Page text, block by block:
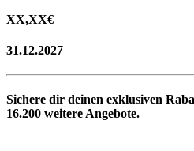
XX,XX€
31.12.2027
Sichere dir deinen exklusiven
16.200 weitere Angebote.